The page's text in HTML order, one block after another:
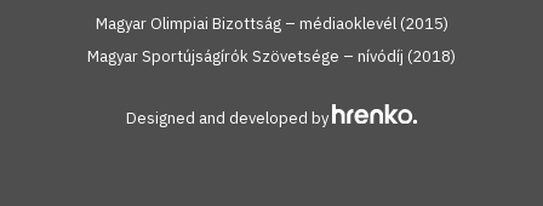
Magyar Olimpiai Bizottság – médiaoklevél (2015)
Magyar Sportújságírók Szövetsége – nívódíj (2018)
Designed and developed by